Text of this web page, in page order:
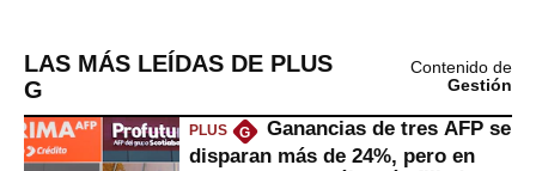
LAS MÁS LEÍDAS DE PLUS
G
Contenido de
Gestión
PLUS G
Ganancias de tres AFP se
disparan más de 24%, pero en